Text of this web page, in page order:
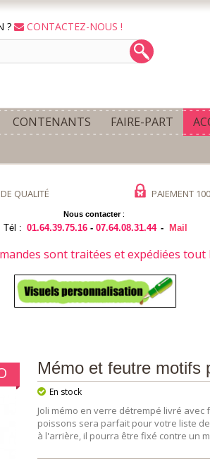
?
CONTACTEZ-NOUS !
CONTENANTS FAIRE-PART
QUALITÉ PAIEMENT
Nous contacter:
Tél : 01.64.39.75.16 -07.64.08.31.44 - Mail
sont traitées et expédiées tout
Mémo et feutre motifs
En stock
Joli mémo en verre détrempé livré
poissons sera parfait pour votre liste
à l'arrière, il pourra être fixé contre un